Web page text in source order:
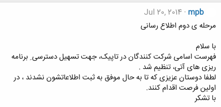
mpb
Jul 20, 2014
مرحله ی دوم اطلاع رسانی
با سلام
فهرست اسامی شرکت کنندگان در تاپیک، جهت تسهیل دسترسی ِ برنامه
ریزی های آتی، تنظیم شد .
لطفا دوستان عزیزی که تا به حال موفق به ثبت اطلاعاتشون نشدند ، در
اولین فرصت اقدام کنند.
با تشکر